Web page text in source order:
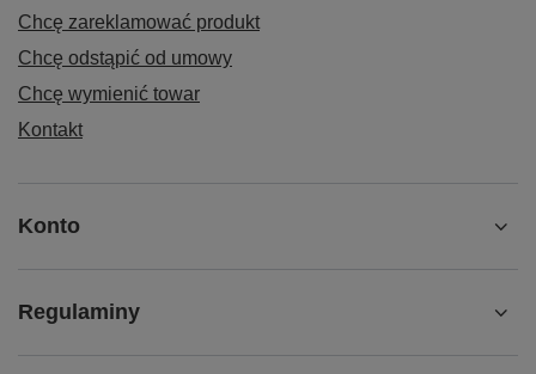
Chcę zareklamować produkt
Chcę odstąpić od umowy
Chcę wymienić towar
Kontakt
Konto
Regulaminy